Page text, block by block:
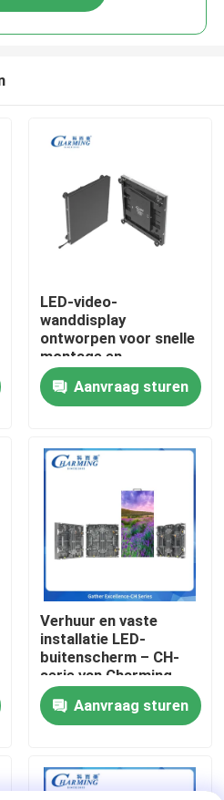
LED-video-
wanddisplay
ontworpen voor snelle
montage en
demontage waardoor
een flexibele inzet op
beurzen mogelijk is
Aanvraag sturen
Verhuur en vaste
installatie LED-
buitenscherm – CH-
serie van Charming
p3.91 IP65
Aanvraag sturen